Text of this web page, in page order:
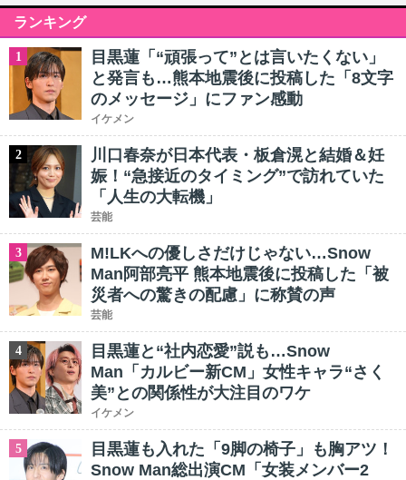
ランキング
1
目黒蓮「“頑張って”とは言いたくない」
と発言も…熊本地震後に投稿した「8文字
のメッセージ」にファン感動
イケメン
2
川口春奈が日本代表・板倉滉と結婚＆妊
娠！“急接近のタイミング”で訪れていた
「人生の大転機」
芸能
3
M!LKへの優しさだけじゃない…Snow
Man阿部亮平 熊本地震後に投稿した「被
災者への驚きの配慮」に称賛の声
芸能
4
目黒蓮と“社内恋愛”説も…Snow
Man「カルビー新CM」女性キャラ“さく
美”との関係性が大注目のワケ
イケメン
5
目黒蓮も入れた「9脚の椅子」も胸アツ！
Snow Man総出演CM「女装メンバー2